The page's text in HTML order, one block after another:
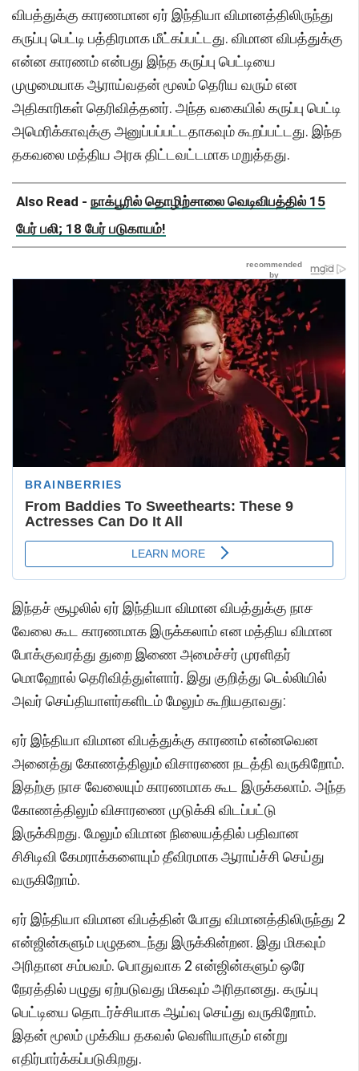
விபத்துக்கு காரணமான ஏர் இந்தியா விமானத்திலிருந்து
கருப்பு பெட்டி பத்திரமாக மீட்கப்பட்டது. விமான விபத்துக்கு
என்ன காரணம் என்பது இந்த கருப்பு பெட்டியை
முழுமையாக ஆராய்வதன் மூலம் தெரிய வரும் என
அதிகாரிகள் தெரிவித்தனர். அந்த வகையில் கருப்பு பெட்டி
அமெரிக்காவுக்கு அனுப்பப்பட்டதாகவும் கூறப்பட்டது. இந்த
தகவலை மத்திய அரசு திட்டவட்டமாக மறுத்தது.
Also Read - நாக்பூரில் தொழிற்சாலை வெடிவிபத்தில் 15
பேர் பலி; 18 பேர் படுகாயம்!
இந்தச் சூழலில் ஏர் இந்தியா விமான விபத்துக்கு நாச
வேலை கூட காரணமாக இருக்கலாம் என மத்திய விமான
போக்குவரத்து துறை இணை அமைச்சர் முரளிதர்
மொஹோல் தெரிவித்துள்ளார். இது குறித்து டெல்லியில்
அவர் செய்தியாளர்களிடம் மேலும் கூறியதாவது:
ஏர் இந்தியா விமான விபத்துக்கு காரணம் என்னவென
அனைத்து கோணத்திலும் விசாரணை நடத்தி வருகிறோம்.
இதற்கு நாச வேலையும் காரணமாக கூட இருக்கலாம். அந்த
கோணத்திலும் விசாரணை முடுக்கி விடப்பட்டு
இருக்கிறது. மேலும் விமான நிலையத்தில் பதிவான
சிசிடிவி கேமராக்களையும் தீவிரமாக ஆராய்ச்சி செய்து
வருகிறோம்.
ஏர் இந்தியா விமான விபத்தின் போது விமானத்திலிருந்து 2
என்ஜின்களும் பழுதடைந்து இருக்கின்றன. இது மிகவும்
அரிதான சம்பவம். பொதுவாக 2 என்ஜின்களும் ஒரே
நேரத்தில் பழுது ஏற்படுவது மிகவும் அரிதானது. கருப்பு
பெட்டியை தொடர்ச்சியாக ஆய்வு செய்து வருகிறோம்.
இதன் மூலம் முக்கிய தகவல் வெளியாகும் என்று
எதிர்பார்க்கப்படுகிறது.